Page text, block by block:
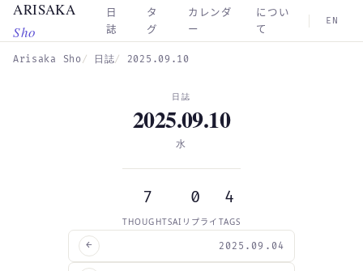
Skip to main content
ARISAKA
Sho
日
誌
タ
グ
カレンダ
ー
につい
て
EN
Arisaka Sho 日誌 2025.09.10
← 2025.09.04
日誌
2025.09.10
水
7
THOUGHTS
0
AIリプライ
4
TAGS